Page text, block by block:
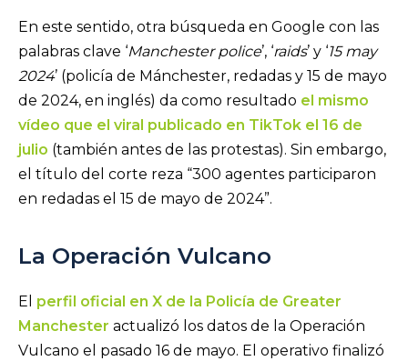
En este sentido, otra búsqueda en Google con las
palabras clave ‘Manchester police’, ‘raids’ y ‘15 may
2024’ (policía de Mánchester, redadas y 15 de mayo
de 2024, en inglés) da como resultado el mismo
vídeo que el viral publicado en TikTok el 16 de
julio (también antes de las protestas). Sin embargo,
el título del corte reza “300 agentes participaron
en redadas el 15 de mayo de 2024”.
La Operación Vulcano
El perfil oficial en X de la Policía de Greater
Manchester actualizó los datos de la Operación
Vulcano el pasado 16 de mayo. El operativo finalizó